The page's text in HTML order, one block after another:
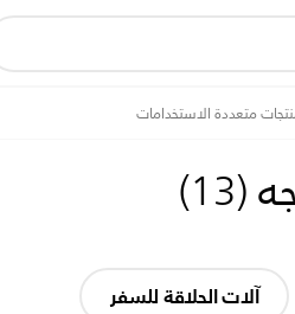
متعددة الاستخدامات
(
13
)
آلات الحلاقة للسفر